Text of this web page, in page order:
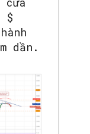
$
dần.